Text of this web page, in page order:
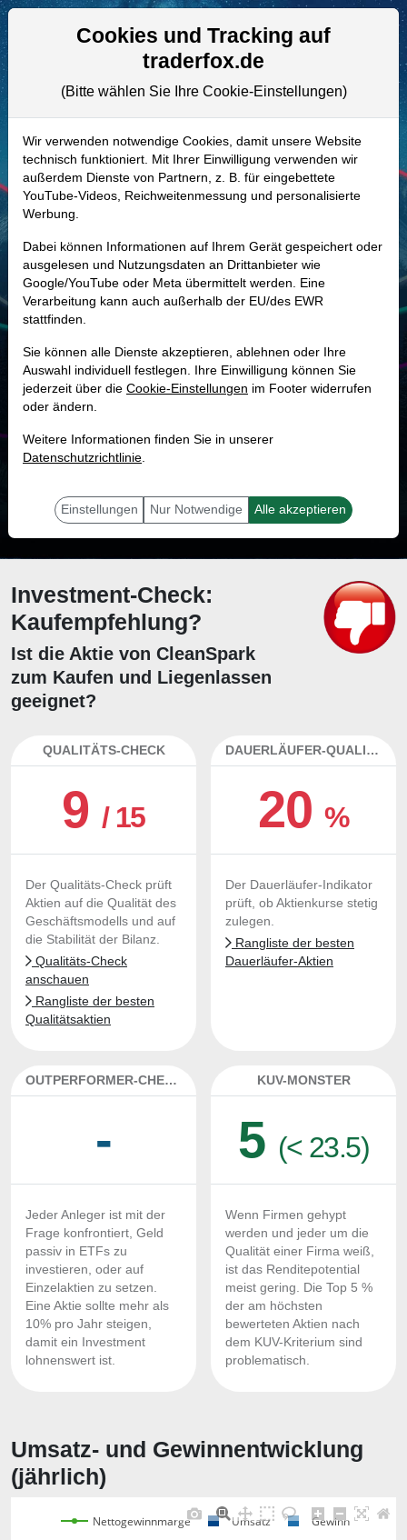
Aktien- und Artikelsuche
A2PWWQ | CLSK–CleanSpark
Aktie
Realtime-Aktienkurs:
- - -
-
Marktkapitalisierung 3,26 Mrd. USD
Unternehmenswert
Umsatz 766,31 Mio. USD
56.7 %
mit dieser Aktie erfolgreich sein.
Investment-Check:
Kaufempfehlung?
Ist die Aktie von CleanSpark
zum Kaufen und Liegenlassen
geeignet?
QUALITÄTS-CHECK
9/ 15
Der Qualitäts-Check prüft
Aktien auf die Qualität des
Geschäftsmodells und auf
die Stabilität der Bilanz.
Qualitäts-Check
anschauen
Rangliste der besten
Qualitätsaktien
DAUERLÄUFER-QUALITÄTEN
20%
Der Dauerläufer-Indikator
prüft, ob Aktienkurse stetig
zulegen.
Rangliste der besten
Dauerläufer-Aktien
OUTPERFORMER-CHECK
-
Jeder Anleger ist mit der
Frage konfrontiert, Geld
passiv in ETFs zu
investieren, oder auf
Einzelaktien zu setzen.
Eine Aktie sollte mehr als
10% pro Jahr steigen,
damit ein Investment
lohnenswert ist.
KUV-MONSTER
5 (< 23.5)
Wenn Firmen gehypt
werden und jeder um die
Qualität einer Firma weiß,
ist das Renditepotential
meist gering. Die Top 5 %
der am höchsten
bewerteten Aktien nach
dem KUV-Kriterium sind
problematisch.
Umsatz- und Gewinnentwicklung
(jährlich)
Nettogewinnmarge Umsatz Gewinn
Cookies und Tracking auf
traderfox.de
(Bitte wählen Sie Ihre Cookie-Einstellungen)
Wir verwenden notwendige Cookies, damit unsere Website
technisch funktioniert. Mit Ihrer Einwilligung verwenden wir
außerdem Dienste von Partnern, z. B. für eingebettete
YouTube-Videos, Reichweitenmessung und personalisierte
Werbung.
Dabei können Informationen auf Ihrem Gerät gespeichert oder
ausgelesen und Nutzungsdaten an Drittanbieter wie
Google/YouTube oder Meta übermittelt werden. Eine
Verarbeitung kann auch außerhalb der EU/des EWR
stattfinden.
Sie können alle Dienste akzeptieren, ablehnen oder Ihre
Auswahl individuell festlegen. Ihre Einwilligung können Sie
jederzeit über die Cookie-Einstellungen im Footer widerrufen
oder ändern.
Weitere Informationen finden Sie in unserer
Datenschutzrichtlinie.
Einstellungen Nur Notwendige Alle akzeptieren